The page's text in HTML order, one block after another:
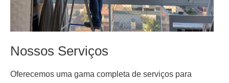
Nossos Serviços
Oferecemos uma gama completa de serviços para